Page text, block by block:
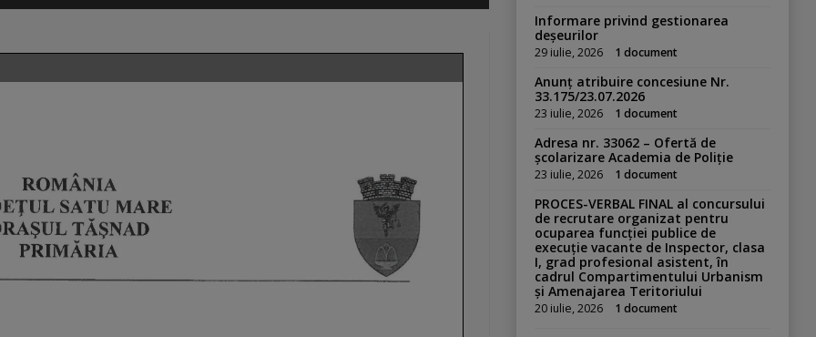
Informare privind gestionarea
deșeurilor
29 iulie, 2026 1 document
Anunț atribuire concesiune Nr.
33.175/23.07.2026
23 iulie, 2026 1 document
Adresa nr. 33062 – Ofertă de
școlarizare Academia de Poliție
23 iulie, 2026 1 document
PROCES-VERBAL FINAL al concursului
de recrutare organizat pentru
ocuparea funcției publice de
execuție vacante de Inspector, clasa
I, grad profesional asistent, în
cadrul Compartimentului Urbanism
și Amenajarea Teritoriului
20 iulie, 2026 1 document